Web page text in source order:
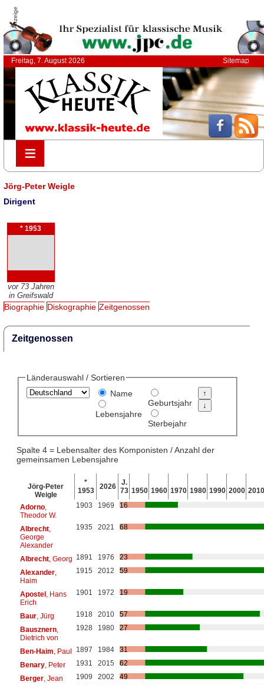
Anzeige
Freitag, 7. August 2026 Sitemap
≡
≡
Jörg-Peter Weigle
Dirigent
* 1953
vor 73 Jahren
in Greifswald
Biographie Diskographie Zeitgenossen
Zeitgenossen
Länderauswahl / Sortieren
Name
Lebensjahre
Geburtsjahr
Sterbejahr
Spalte 4 = Lebensalter des Komponisten / Anzahl der
gemeinsamen Lebensjahre
Jörg-Peter
Weigle
*
1953
2026
J.
73 1950 1960 1970 1980 1990 2000 2010
Adorno,
Theodor W.
1903 1969 16
Albrecht,
George
Alexander
1935 2021 68
Albrecht, Georg 1891 1976
23
Alexander,
Haim
1915 2012 59
Apostel, Hans
Erich
1901 1972 19
Baur, Jürg 1918 2010
57
Bausznern,
Dietrich von
1928 1980 27
Ben-Haim , Paul 1897 1984
31
Benary, Peter 1931 2015
62
Berger, Jean 1909 2002
49